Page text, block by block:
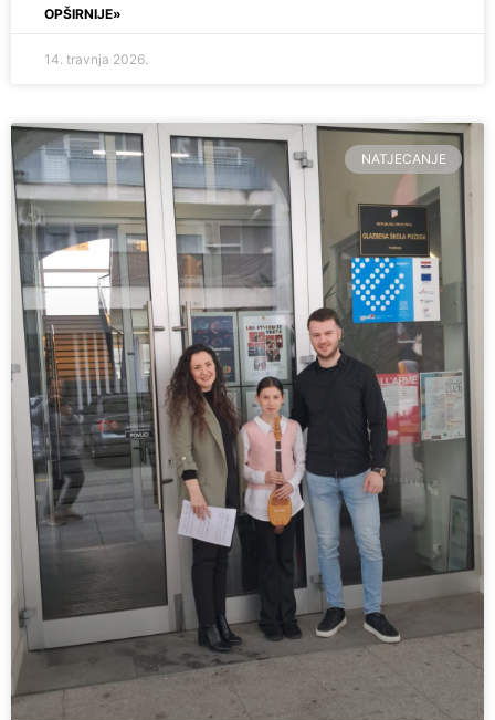
OPŠIRNIJE»
14. travnja 2026.
NATJECANJE